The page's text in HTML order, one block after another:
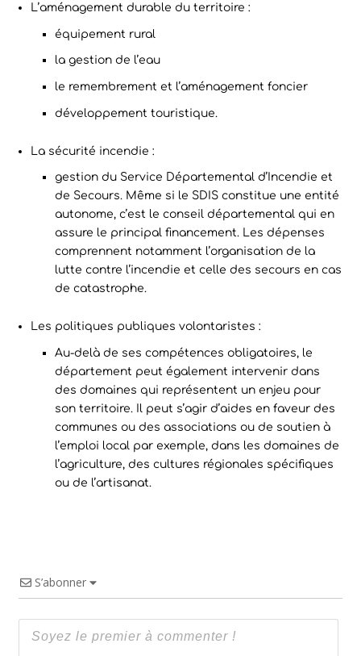
L’aménagement durable du territoire :
équipement rural
la gestion de l’eau
le remembrement et l’aménagement foncier
développement touristique.
La sécurité incendie :
gestion du Service Départemental d’Incendie et
de Secours. Même si le SDIS constitue une entité
autonome, c’est le conseil départemental qui en
assure le principal financement. Les dépenses
comprennent notamment l’organisation de la
lutte contre l’incendie et celle des secours en cas
de catastrophe.
Les politiques publiques volontaristes :
Au-delà de ses compétences obligatoires, le
département peut également intervenir dans
des domaines qui représentent un enjeu pour
son territoire. Il peut s’agir d’aides en faveur des
communes ou des associations ou de soutien à
l’emploi local par exemple, dans les domaines de
l’agriculture, des cultures régionales spécifiques
ou de l’artisanat.
S’abonner